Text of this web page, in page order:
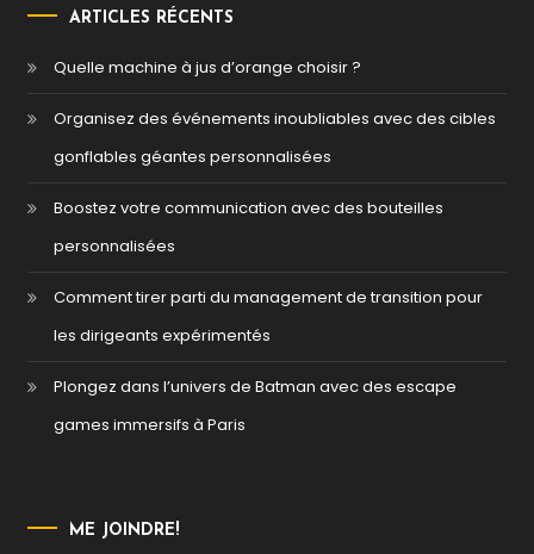
ARTICLES RÉCENTS
Quelle machine à jus d’orange choisir ?
Organisez des événements inoubliables avec des cibles
gonflables géantes personnalisées
Boostez votre communication avec des bouteilles
personnalisées
Comment tirer parti du management de transition pour
les dirigeants expérimentés
Plongez dans l’univers de Batman avec des escape
games immersifs à Paris
ME JOINDRE!